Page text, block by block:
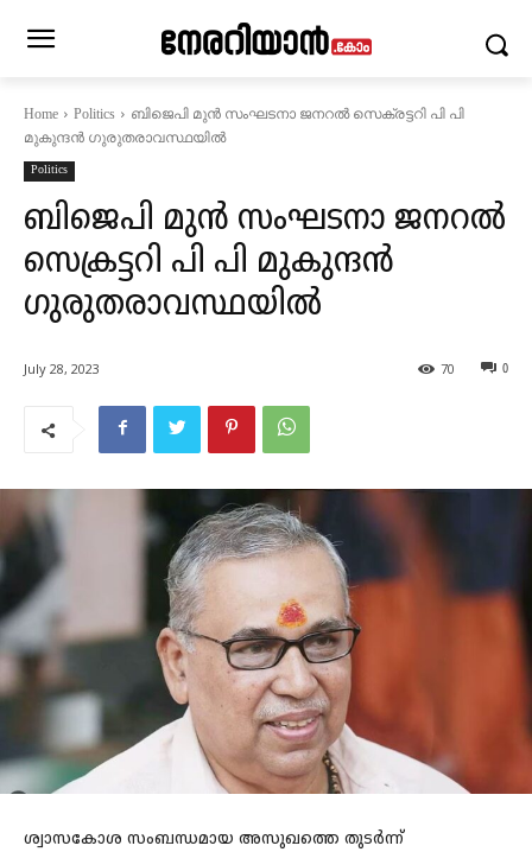
Home Politics
ബിജെപി മുൻ സംഘടനാ ജനറൽ സെക്രട്ടറി പി പി
മുകുന്ദൻ ഗുരുതരാവസ്ഥയിൽ
Politics
ബിജെപി മുൻ സംഘടനാ ജനറൽ
സെക്രട്ടറി പി പി മുകുന്ദൻ
ഗുരുതരാവസ്ഥയിൽ
July 28, 2023 0
70
ശ്വാസകോശ സംബന്ധമായ അസുഖത്തെ തുടർന്ന്